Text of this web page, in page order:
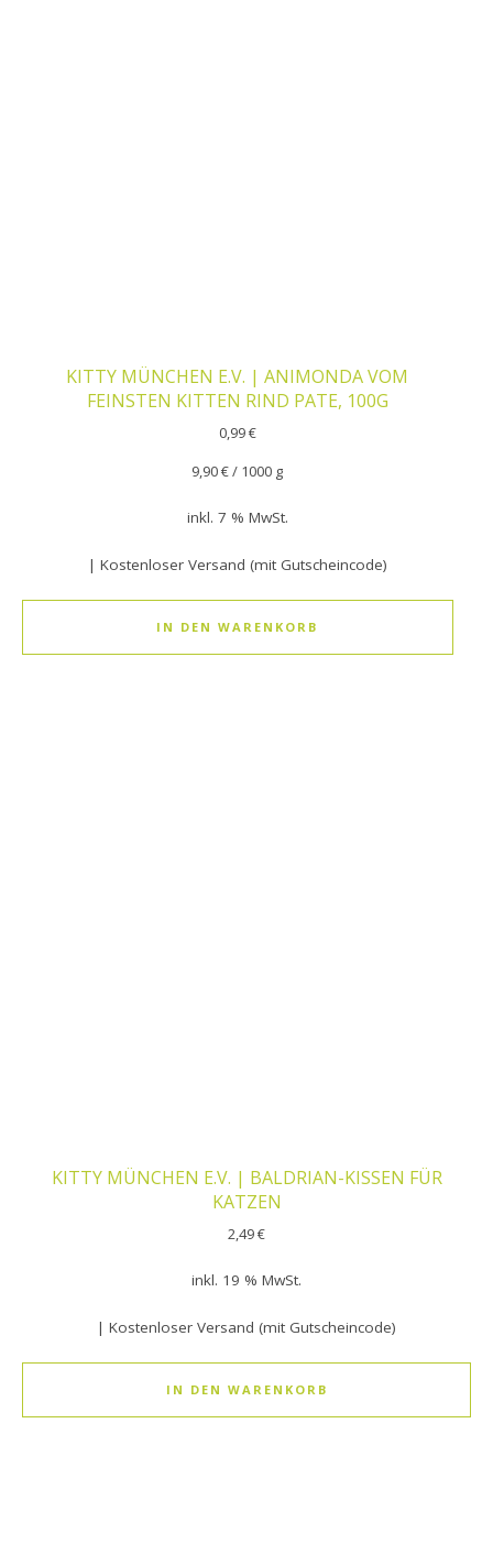
KITTY MÜNCHEN E.V. | ANIMONDA VOM
FEINSTEN KITTEN RIND PATE, 100G
0,99€
9,90€/ 1000 g
inkl. 7 % MwSt.
| Kostenloser Versand (mit Gutscheincode)
IN DEN WARENKORB
KITTY MÜNCHEN E.V. | BALDRIAN-KISSEN FÜR
KATZEN
2,49€
inkl. 19 % MwSt.
| Kostenloser Versand (mit Gutscheincode)
IN DEN WARENKORB